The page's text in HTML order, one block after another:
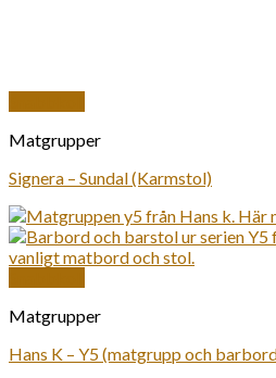
Matgrupper
Signera – Sundal (Karmstol)
Matgrupper
Hans K – Y5 (matgrupp och